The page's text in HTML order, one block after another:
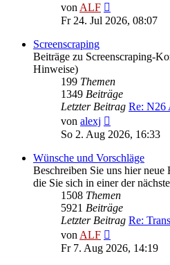
vonALF
Beitrag
Fr 24. Jul 2026, 08:07
Screenscraping
Beiträge zu Screenscraping-
Hinweise)
199 Themen
1349 Beiträge
Letzter Beitrag Re: N26
von alexj
Beitrag
So 2. Aug 2026, 16:33
Wünsche und Vorschläge
Beschreiben Sie uns hier
die Sie sich in einer der
1508 Themen
5921 Beiträge
Letzter Beitrag Re:
vonALF
Beitrag
Fr 7. Aug 2026, 14:19